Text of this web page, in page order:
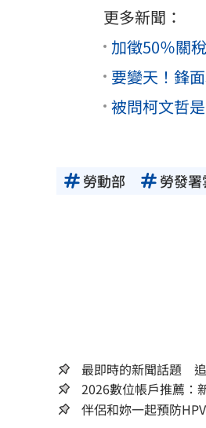
更多新聞：
加徵50％關
要變天！鋒
被問柯文哲
勞動部 勞發
最即時的新聞話題
2026數位帳戶推薦：
伴侶和妳一起預防